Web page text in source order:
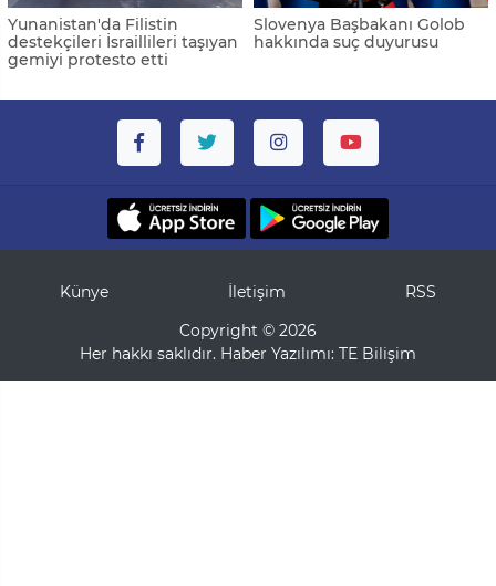
Yunanistan'da Filistin
destekçileri İsraillileri taşıyan
gemiyi protesto etti
Slovenya Başbakanı Golob
hakkında suç duyurusu
Künye İletişim
RSS
Copyright © 2026
Her hakkı saklıdır. Haber Yazılımı: TE Bilişim